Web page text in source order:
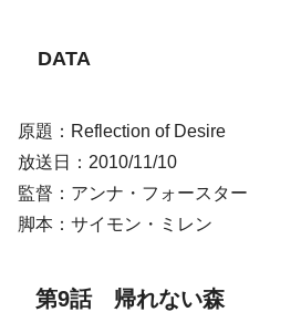
DATA
原題：Reflection of Desire
放送日：2010/11/10
監督：アンナ・フォースター
脚本：サイモン・ミレン
第9話 帰れない森